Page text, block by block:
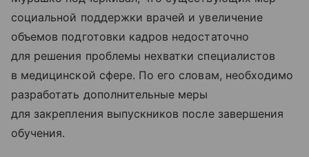
социальной поддержки врачей и увеличение
объемов подготовки кадров недостаточно
для решения проблемы нехватки специалистов
в медицинской сфере. По его словам, необходимо
разработать дополнительные меры
для закрепления выпускников после завершения
обучения.